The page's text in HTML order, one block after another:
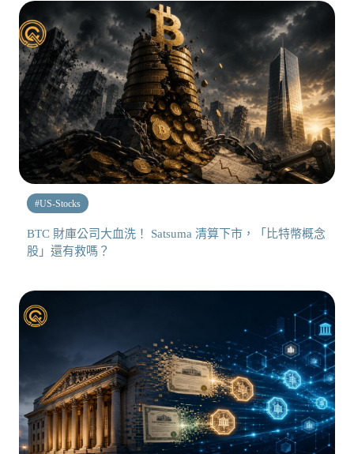
#US-Stocks
BTC 財庫公司大血洗！ Satsuma 清算下市，「比特幣概念
股」還有救嗎？